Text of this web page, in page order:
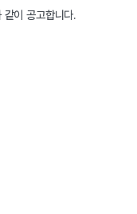
같이 공고합니다.